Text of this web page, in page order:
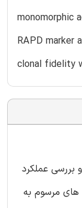
monomorphic
RAPD marker
clonal fidelity
بررسی عملکرد
مرسوم به